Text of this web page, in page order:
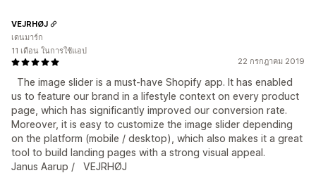
22 กรกฎาคม 2019
The image slider is a must-have Shopify app. It has enabled
us to feature our brand in a lifestyle context on every product
page, which has significantly improved our conversion rate.
Moreover, it is easy to customize the image slider depending
on the platform (mobile / desktop), which also makes it a great
tool to build landing pages with a strong visual appeal.
Janus Aarup / VEJRHØJ
VEJRHØJ
เดนมาร์ก
11 เดือน ในการใช้แอป